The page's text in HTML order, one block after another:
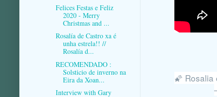
🌠
Felices Festas e Feliz
2020 - Merry
Christmas and ...
Rosalía de Castro xa é
unha estrela!! //
Rosalía d...
RECOMENDADO :
Solsticio de inverno na
Eira da Xoan...
Interview with Gary